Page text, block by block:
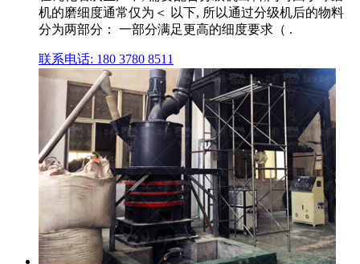
机的磨细度通常仅为＜ 以下, 所以通过分级机后的物料
分为两部分： 一部分满足更高的细度要求（ .
联系电话: 180 3780 8511